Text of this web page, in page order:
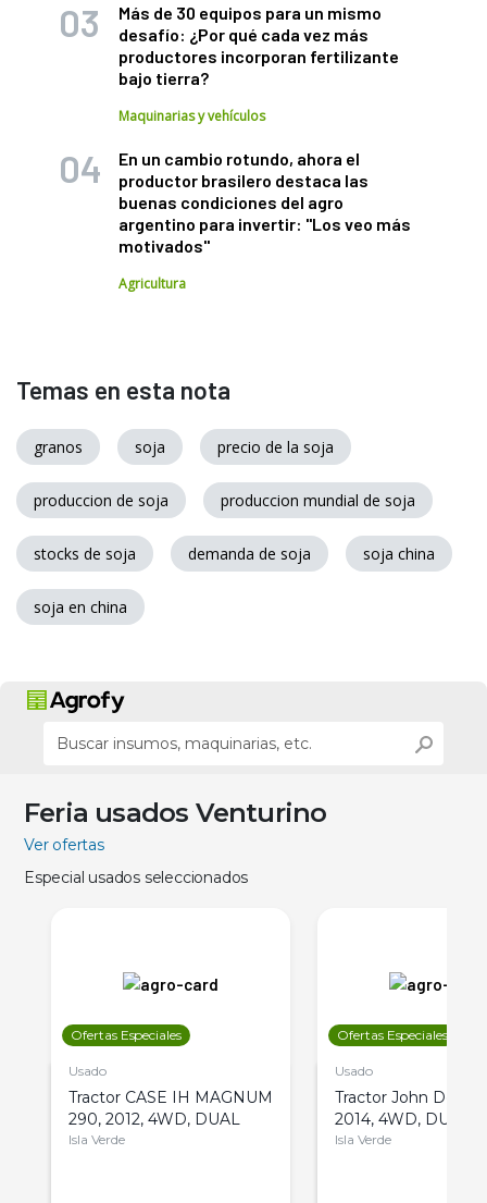
Más de 30 equipos para un mismo
desafío: ¿Por qué cada vez más
productores incorporan fertilizante
bajo tierra?
Maquinarias y vehículos
En un cambio rotundo, ahora el
productor brasilero destaca las
buenas condiciones del agro
argentino para invertir: "Los veo más
motivados"
Agricultura
Temas en esta nota
granos soja precio de la soja
produccion de soja produccion mundial de soja
stocks de soja demanda de soja soja china
soja en china
Feria usados Venturino
Ver ofertas
Especial usados seleccionados
Ofertas Especiales
Usado
Tractor CASE IH MAGNUM
290, 2012, 4WD, DUAL
Isla Verde
Ofertas Especiales
Usado
Tractor John Deere
2014, 4WD, DUAL
Isla Verde